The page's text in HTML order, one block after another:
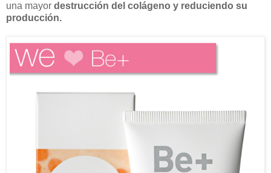
una mayor destrucción del colágeno y reduciendo su
producción.